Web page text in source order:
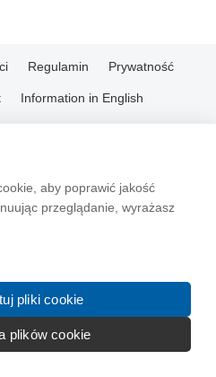
aby poprawić jakość
przeglądanie, wyrażasz
pliki cookie
plików cookie
Regulamin Prywatność
Information in English